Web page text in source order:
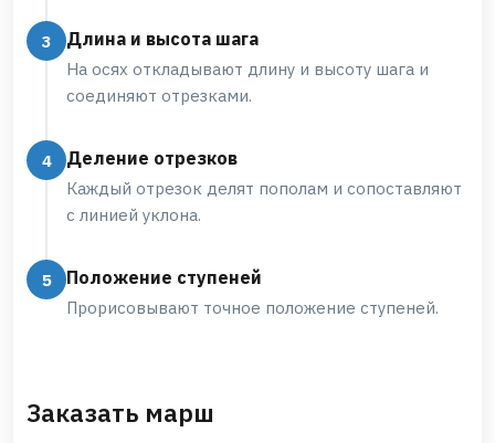
Длина и высота шага
На осях откладывают длину и высоту шага и
соединяют отрезками.
Деление отрезков
Каждый отрезок делят пополам и сопоставляют
с линией уклона.
Положение ступеней
Прорисовывают точное положение ступеней.
Заказать марш